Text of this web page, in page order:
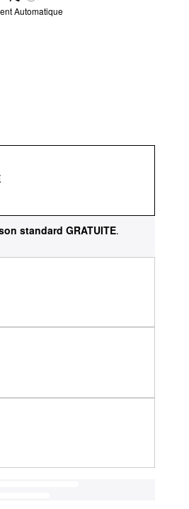
Automatique
standard GRATUITE.